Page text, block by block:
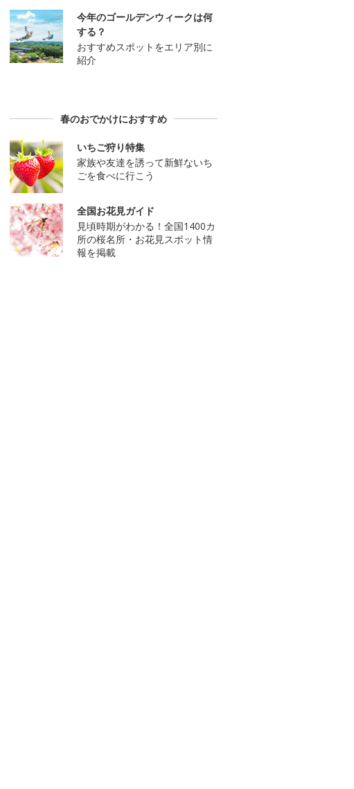
今年のゴールデンウィークは何
する？
おすすめスポットをエリア別に
紹介
春のおでかけにおすすめ
いちご狩り特集
家族や友達を誘って新鮮ないち
ごを食べに行こう
全国お花見ガイド
見頃時期がわかる！全国1400カ
所の桜名所・お花見スポット情
報を掲載